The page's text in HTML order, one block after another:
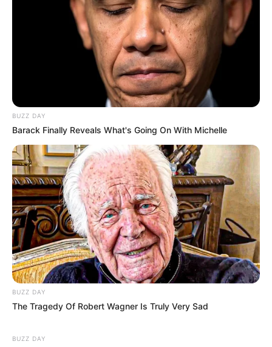
BUZZ DAY
Barack Finally Reveals What's Going On With Michelle
BUZZ DAY
The Tragedy Of Robert Wagner Is Truly Very Sad
BUZZ DAY